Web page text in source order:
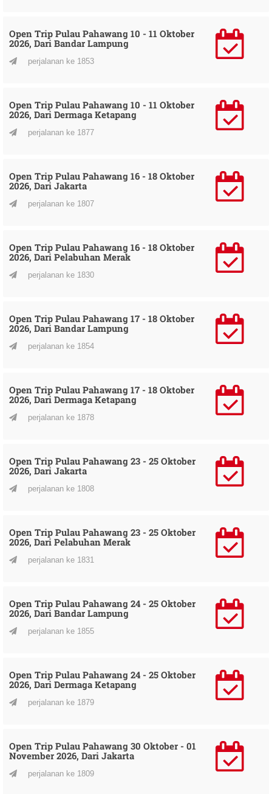
Open Trip Pulau Pahawang 10 - 11 Oktober
2026, Dari Bandar Lampung
perjalanan ke 1853
Open Trip Pulau Pahawang 10 - 11 Oktober
2026, Dari Dermaga Ketapang
perjalanan ke 1877
Open Trip Pulau Pahawang 16 - 18 Oktober
2026, Dari Jakarta
perjalanan ke 1807
Open Trip Pulau Pahawang 16 - 18 Oktober
2026, Dari Pelabuhan Merak
perjalanan ke 1830
Open Trip Pulau Pahawang 17 - 18 Oktober
2026, Dari Bandar Lampung
perjalanan ke 1854
Open Trip Pulau Pahawang 17 - 18 Oktober
2026, Dari Dermaga Ketapang
perjalanan ke 1878
Open Trip Pulau Pahawang 23 - 25 Oktober
2026, Dari Jakarta
perjalanan ke 1808
Open Trip Pulau Pahawang 23 - 25 Oktober
2026, Dari Pelabuhan Merak
perjalanan ke 1831
Open Trip Pulau Pahawang 24 - 25 Oktober
2026, Dari Bandar Lampung
perjalanan ke 1855
Open Trip Pulau Pahawang 24 - 25 Oktober
2026, Dari Dermaga Ketapang
perjalanan ke 1879
Open Trip Pulau Pahawang 30 Oktober - 01
November 2026, Dari Jakarta
perjalanan ke 1809